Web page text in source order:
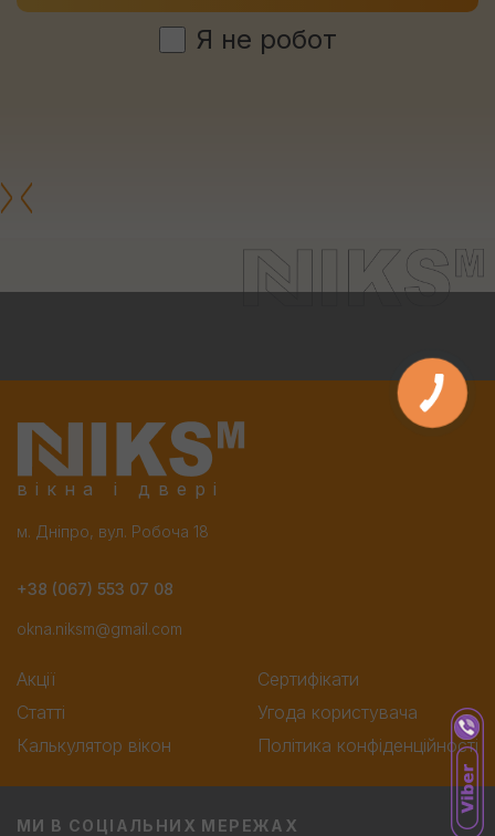
Я не робот
вікна і двері
м. Дніпро, вул. Робоча 18
+38 (067) 553 07 08
okna.niksm@gmail.com
Акції
Статті
Калькулятор вікон
Сертифікати
Угода користувача
Політика конфіденційності
МИ В СОЦІАЛЬНИХ МЕРЕЖАХ